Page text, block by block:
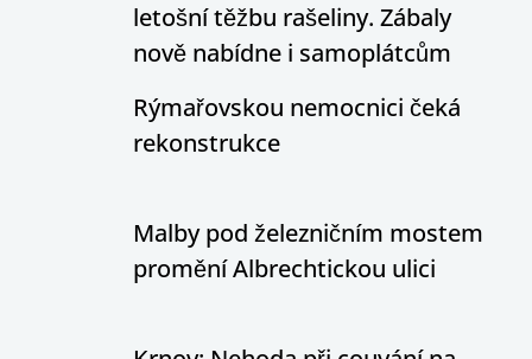
letošní těžbu rašeliny. Zábaly
nově nabídne i samoplátcům
Rýmařovskou nemocnici čeká
rekonstrukce
Malby pod železničním mostem
promění Albrechtickou ulici